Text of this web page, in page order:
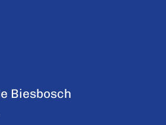
Biesbosch